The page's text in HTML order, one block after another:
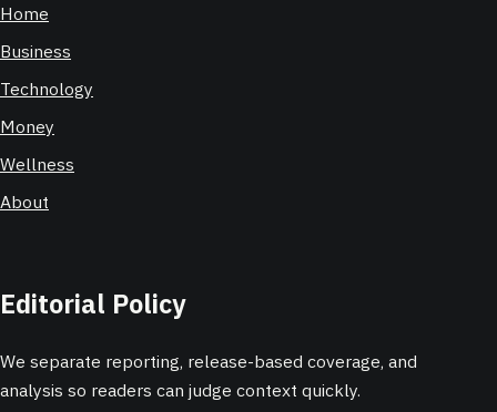
Home
Business
Technology
Money
Wellness
About
Editorial Policy
We separate reporting, release-based coverage, and
analysis so readers can judge context quickly.